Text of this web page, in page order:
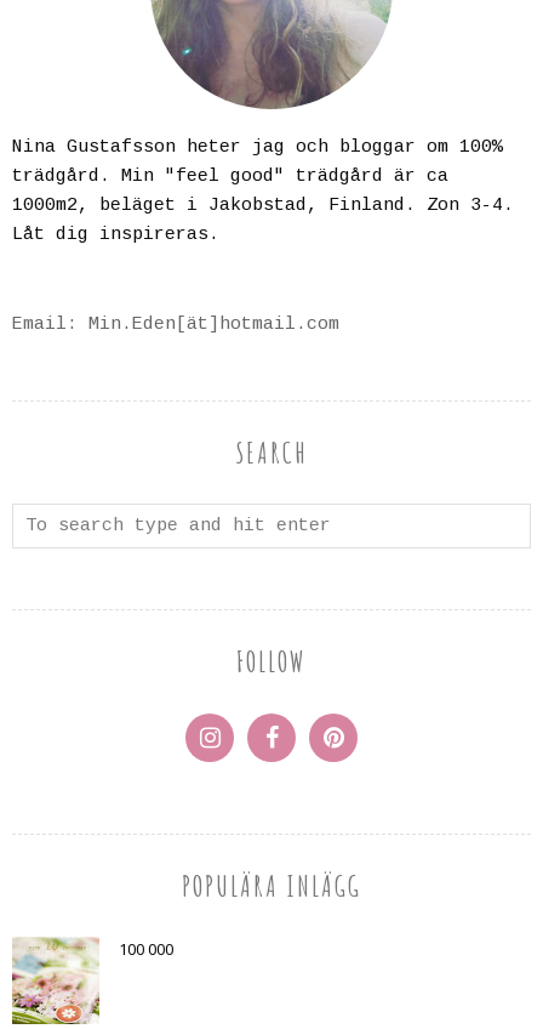
Nina Gustafsson heter jag och bloggar om 100%
trädgård. Min "feel good" trädgård är ca
1000m2, beläget i Jakobstad, Finland. Zon 3-4.
Låt dig inspireras.
Email: Min.Eden[ät]hotmail.com
SEARCH
FOLLOW
POPULÄRA INLÄGG
100 000